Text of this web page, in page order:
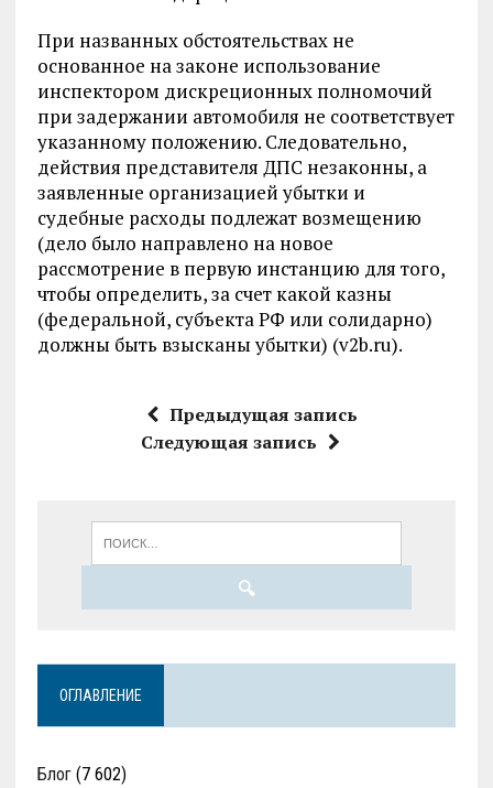
При названных обстоятельствах не
основанное на законе использование
инспектором дискреционных полномочий
при задержании автомобиля не соответствует
указанному положению. Следовательно,
действия представителя ДПС незаконны, а
заявленные организацией убытки и
судебные расходы подлежат возмещению
(дело было направлено на новое
рассмотрение в первую инстанцию для того,
чтобы определить, за счет какой казны
(федеральной, субъекта РФ или солидарно)
должны быть взысканы убытки) (v2b.ru).
Предыдущая запись
Следующая запись
ОГЛАВЛЕНИЕ
Блог(7 602)